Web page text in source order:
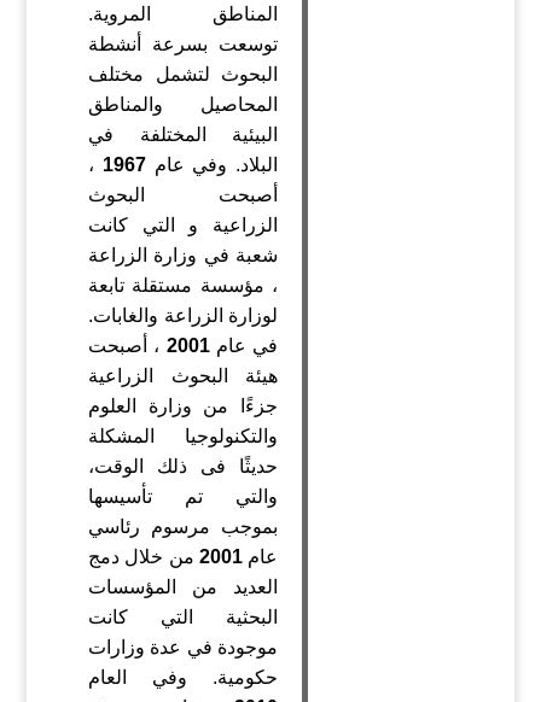
المناطق المروية.
توسعت بسرعة أنشطة
البحوث لتشمل مختلف
المحاصيل والمناطق
البيئية المختلفة في
البلاد. وفي عام1967 ،
أصبحت البحوث
الزراعية و التي كانت
شعبة في وزارة الزراعة
، مؤسسة مستقلة تابعة
لوزارة الزراعة والغابات.
في عام2001 ، أصبحت
هيئة البحوث الزراعية
جزءًا من وزارة العلوم
والتكنولوجيا المشكلة
حديثًا فى ذلك الوقت،
والتي تم تأسيسها
بموجب مرسوم رئاسي
عام2001 من خلال دمج
العديد من المؤسسات
البحثية التي كانت
موجودة في عدة وزارات
حكومية. وفي العام